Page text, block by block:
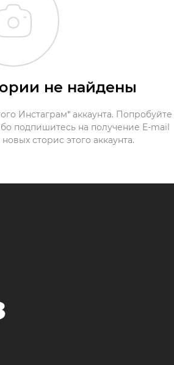
не найдены
Инстаграм* аккаунта. Попробуйте
подпишитесь на получение E-mail
сторис этого аккаунта.